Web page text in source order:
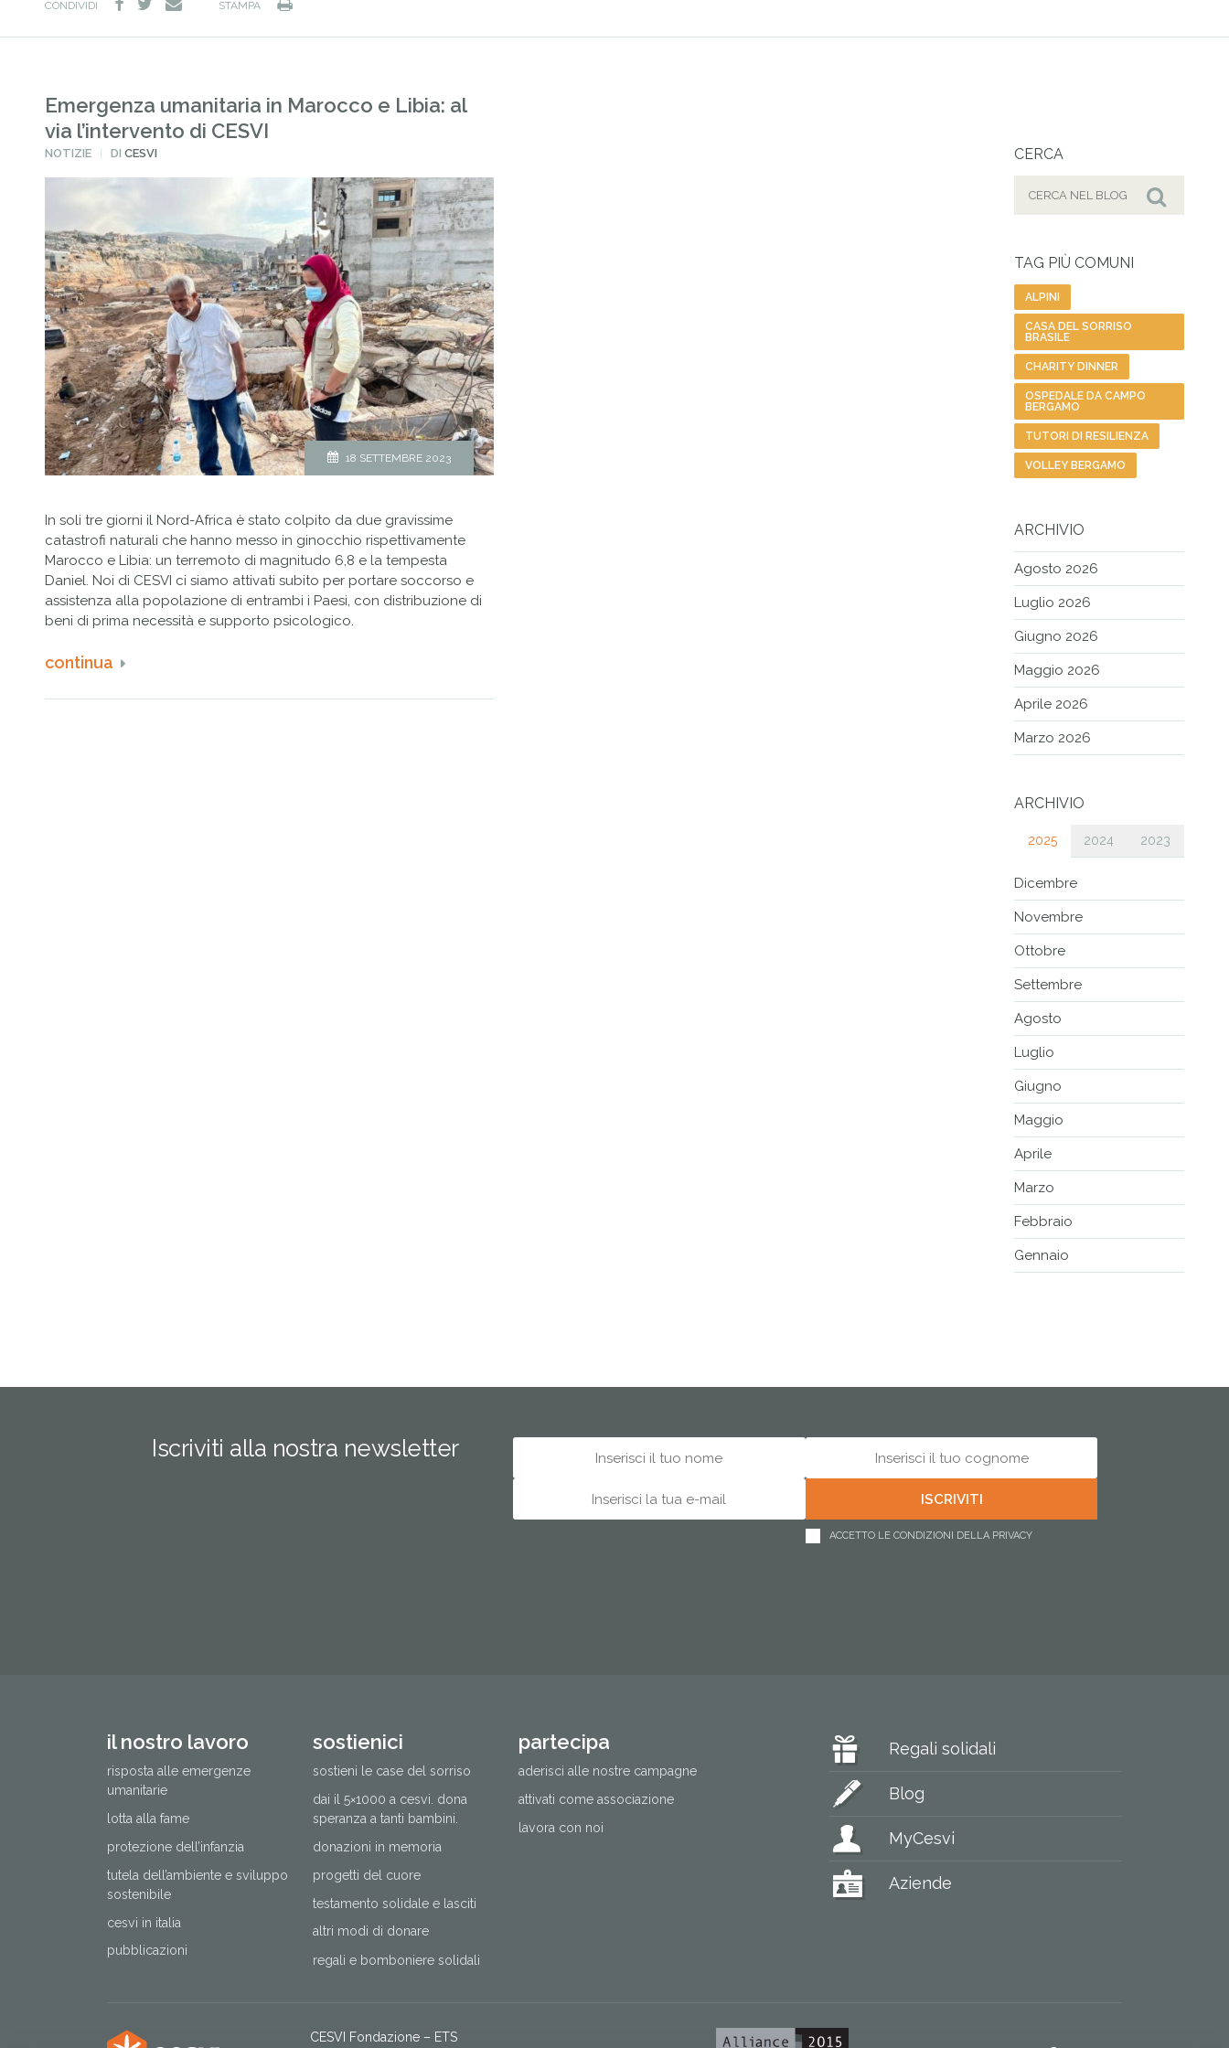
CONDIVIDI
e-
STAMPA
Emergenza umanitaria in Marocco e Libia: al
via l’intervento di CESVI
PUBBLICATO
NOTIZIE DICESVI
18 SETTEMBRE 2023
In soli tre giorni il Nord-Africa è stato colpito da due gravissime
catastrofi naturali che hanno messo in ginocchio rispettivamente
Marocco e Libia: un terremoto di magnitudo 6,8 e la tempesta
Daniel. Noi di CESVI ci siamo attivati subito per portare soccorso e
assistenza alla popolazione di entrambi i Paesi, con distribuzione di
beni di prima necessità e supporto psicologico.
continua
CERCA
Cerca
TAG PIÙ COMUNI
ALPINI
CASA DEL SORRISO
BRASILE
CHARITY DINNER
OSPEDALE DA CAMPO
BERGAMO
TUTORI DI RESILIENZA
VOLLEY BERGAMO
ARCHIVIO
Agosto 2026
Luglio 2026
Giugno 2026
Maggio 2026
Aprile 2026
Marzo 2026
ARCHIVIO
2025 2024 2023
Dicembre
Novembre
Ottobre
Settembre
Agosto
Luglio
Giugno
Maggio
Aprile
Marzo
Febbraio
Gennaio
Iscriviti alla nostra newsletter
ACCETTO LE CONDIZIONI DELLA PRIVACY
il nostro lavoro
risposta alle emergenze
umanitarie
lotta alla fame
protezione dell’infanzia
tutela dell’ambiente e sviluppo
sostenibile
cesvi in italia
pubblicazioni
sostienici
sostieni le case del sorriso
dai il 5×1000 a cesvi. dona
speranza a tanti bambini.
donazioni in memoria
progetti del cuore
testamento solidale e lasciti
altri modi di donare
regali e bomboniere solidali
partecipa
aderisci alle nostre campagne
attivati come associazione
lavora con noi
Regali solidali
Blog
MyCesvi
Aziende
CESVI Fondazione – ETS